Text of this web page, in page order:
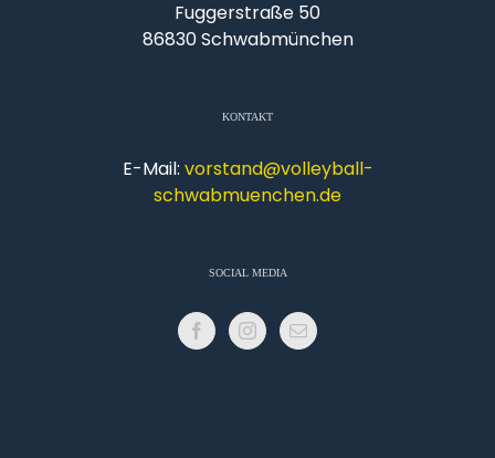
Fuggerstraße 50
86830 Schwabmünchen
KONTAKT
E-Mail: vorstand@volleyball-
schwabmuenchen.de
SOCIAL MEDIA